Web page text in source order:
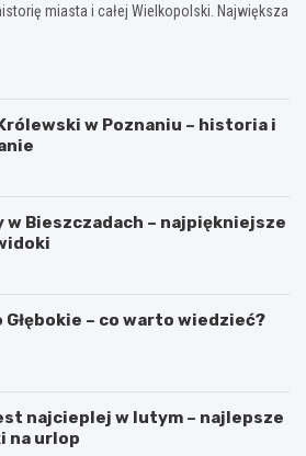
miasta i całej Wielkopolski. Największa
w Poznaniu – historia i
w Bieszczadach – najpiękniejsze
– co warto wiedzieć?
najcieplej w lutym – najlepsze
na urlop